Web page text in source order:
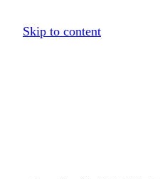
跳
Skip to content